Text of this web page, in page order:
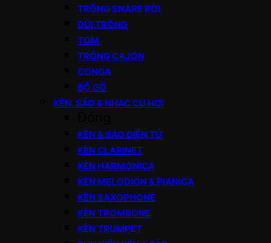
TRỐNG SNARE RỜI
DÙI TRỐNG
TOM
TRỐNG CAJON
CONGA
BỘ GÕ
KÈN, SÁO & NHẠC CỤ HƠI
KÈN & SÁO ĐIỆN TỬ
KÈN CLARINET
KÈN HARMONICA
KÈN MELODION & PIANICA
KÈN SAXOPHONE
KÈN TROMBONE
KÈN TRUMPET